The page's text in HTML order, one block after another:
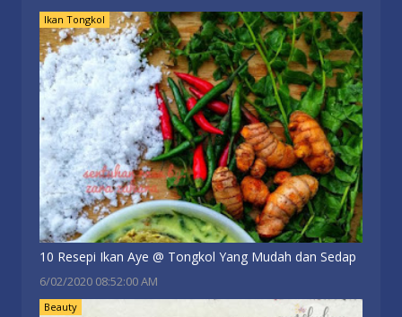
Ikan Tongkol
10 Resepi Ikan Aye @ Tongkol Yang Mudah dan Sedap
6/02/2020 08:52:00 AM
Beauty